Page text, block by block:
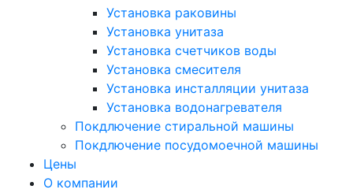
Установка раковины
Установка унитаза
Установка счетчиков воды
Установка смесителя
Установка инсталляции унитаза
Установка водонагревателя
Покдлючение стиральной машины
Покдлючение посудомоечной машины
Цены
О компании